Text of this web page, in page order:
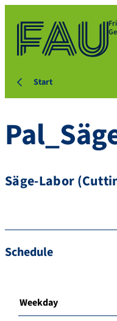
Start
Säge-Labor
Schedule
Weekday